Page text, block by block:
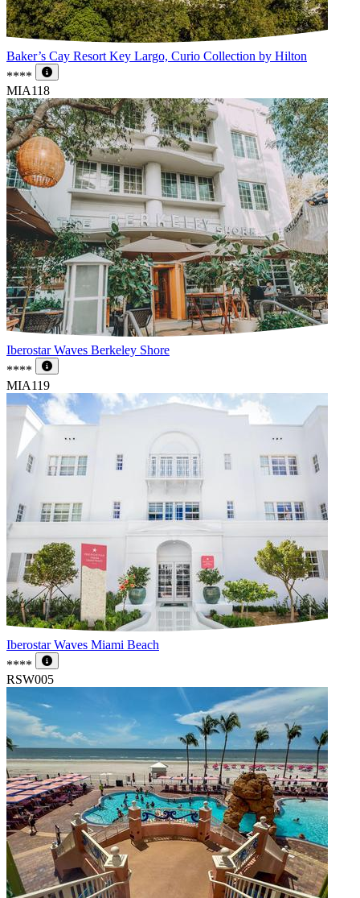
Baker’s Cay Resort Key Largo, Curio Collection by Hilton
****
MIA118
Iberostar Waves Berkeley Shore
****
MIA119
Iberostar Waves Miami Beach
****
RSW005